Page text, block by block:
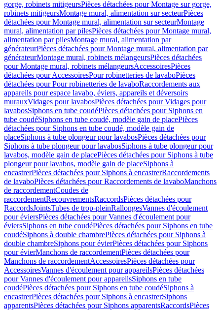
gorge, robinets mitigeursPièces détachées pour Montage sur gorge,
robinets mitigeursMontage mural, alimentation sur secteurPièces
détachées pour Montage mural, alimentation sur secteurMontage
mural, alimentation par pilesPièces détachées pour Montage mural,
alimentation par pilesMontage mural, alimentation par
générateurPièces détachées pour Montage mural, alimentation par
générateurMontage mural, robinets mélangeursPièces détachées
pour Montage mural, robinets mélangeursAccessoiresPièces
détachées pour AccessoiresPour robinetteries de lavaboPièces
détachées pour Pour robinetteries de lavaboRaccordements aux
appareils pour espace lavabo, éviers, appareils et déversoirs
murauxVidages pour lavabosPièces détachées pour Vidages pour
lavabosSiphons en tube coudéPièces détachées pour Siphons en
tube coudéSiphons en tube coudé, modèle gain de placePièces
détachées pour Siphons en tube coudé, modèle gain de
placeSiphons à tube plongeur pour lavabosPièces détachées pour
Siphons à tube plongeur pour lavabosSiphons à tube plongeur pour
lavabos, modèle gain de placePièces détachées pour Siphons à tube
plongeur pour lavabos, modèle gain de placeSiphons à
encastrerPièces détachées pour Siphons à encastrerRaccordements
de lavaboPièces détachées pour Raccordements de lavaboManchons
de raccordementCoudes de
raccordementRecouvrementsRaccordsPièces détachées pour
RaccordsJointsTubes de trop-pleinRallongesVannes d'écoulement
pour éviersPièces détachées pour Vannes d'écoulement pour
éviersSiphons en tube coudéPièces détachées pour Siphons en tube
coudéSiphons à double chambrePièces détachées pour Siphons à
double chambreSiphons pour évierPièces détachées pour Siphons
pour évierManchons de raccordementPièces détachées pour
Manchons de raccordementAccessoiresPièces détachées pour
AccessoiresVannes d'écoulement pour appareilsPièces détachées
pour Vannes d'écoulement pour appareilsSiphons en tube
coudéPièces détachées pour Siphons en tube coudéSiphons à
encastrerPièces détachées pour Siphons à encastrerSiphons
apparentsPièces détachées pour Siphons apparentsRaccordsPièces